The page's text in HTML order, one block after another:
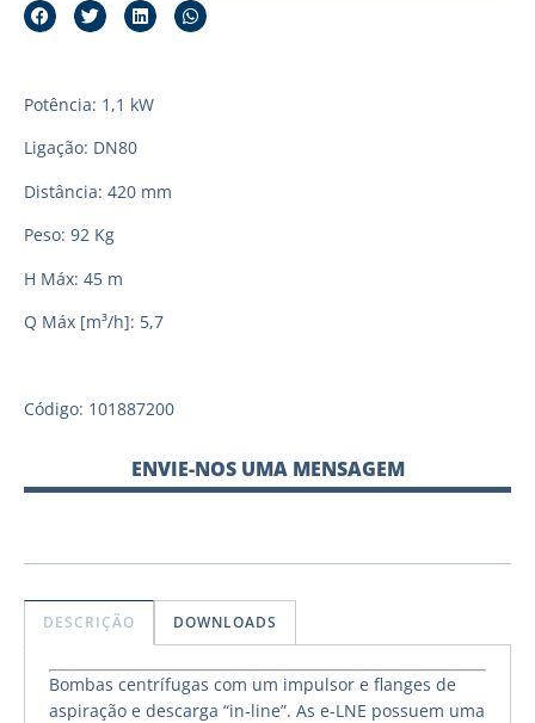
Potência: 1,1 kW
Ligação: DN80
Distância: 420 mm
Peso: 92 Kg
H Máx: 45 m
Q Máx [m³/h]: 5,7
Código: 101887200
ENVIE-NOS UMA MENSAGEM
DESCRIÇÃO DOWNLOADS
Bombas centrífugas com um impulsor e flanges de
aspiração e descarga “in-line”. As e-LNE possuem uma